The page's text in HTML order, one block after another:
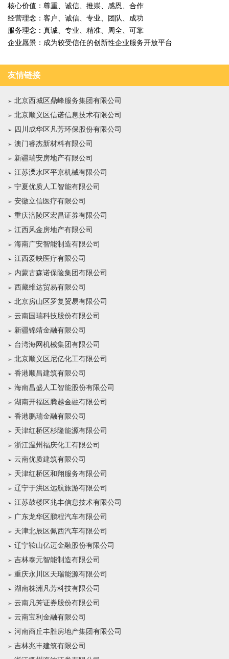
核心价值：尊重、诚信、推崇、感恩、合作
经营理念：客户、诚信、专业、团队、成功
服务理念：真诚、专业、精准、周全、可靠
企业愿景：成为较受信任的创新性企业服务开放平台
友情链接
北京西城区鼎峰服务集团有限公司
北京顺义区信诺信息技术有限公司
四川成华区凡芳环保股份有限公司
澳门睿杰新材料有限公司
新疆瑞安房地产有限公司
江苏溧水区平京机械有限公司
宁夏优质人工智能有限公司
安徽立信医疗有限公司
重庆涪陵区宏昌证券有限公司
江西风金房地产有限公司
海南广安智能制造有限公司
江西爱映医疗有限公司
内蒙古森诺保险集团有限公司
西藏维达贸易有限公司
北京房山区罗复贸易有限公司
云南国瑞科技股份有限公司
新疆锦靖金融有限公司
台湾海网机械集团有限公司
北京顺义区尼亿化工有限公司
香港顺昌建筑有限公司
海南昌盛人工智能股份有限公司
湖南开福区腾越金融有限公司
香港鹏瑞金融有限公司
天津红桥区杉隆能源有限公司
浙江温州福庆化工有限公司
云南优质建筑有限公司
天津红桥区和翔服务有限公司
辽宁于洪区远航旅游有限公司
江苏鼓楼区兆丰信息技术有限公司
广东龙华区鹏程汽车有限公司
天津北辰区佩西汽车有限公司
辽宁鞍山亿迈金融股份有限公司
吉林泰元智能制造有限公司
重庆永川区天瑞能源有限公司
湖南株洲凡芳科技有限公司
云南凡芳证券股份有限公司
云南宝利金融有限公司
河南商丘丰胜房地产集团有限公司
吉林兆丰建筑有限公司